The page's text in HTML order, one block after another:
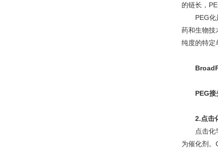
的链长，
PEG
药和生物技
纯度的特定
PEG
2.点击
点击
为催化剂